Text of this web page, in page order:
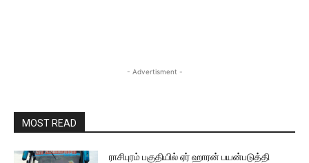
- Advertisment -
MOST READ
ராசிபுரம் பகுதியில் ஏர் ஹாரன் பயன்படுத்தி